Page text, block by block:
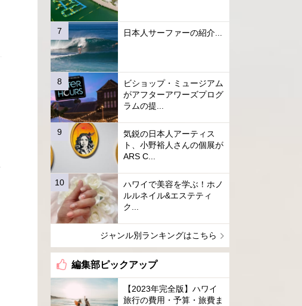
日本人サーファーの紹介...
ビショップ・ミュージアム
がアフターアワーズプログ
ラムの提...
気鋭の日本人アーティス
ト、小野裕人さんの個展が
ARS C...
ハワイで美容を学ぶ！ホノ
ルルネイル&エステティ
ク...
ジャンル別ランキングはこちら
編集部ピックアップ
【2023年完全版】ハワイ
旅行の費用・予算・旅費ま